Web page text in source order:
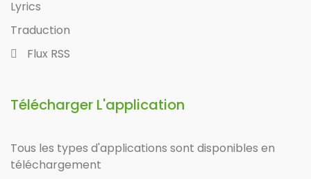
Lyrics
Traduction
Flux RSS
Télécharger L'application
Tous les types d'applications sont disponibles en
téléchargement